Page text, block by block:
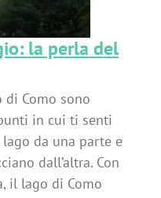
la perla del
Como sono
in cui ti senti
da una parte e
dall’altra. Con
il lago di Como